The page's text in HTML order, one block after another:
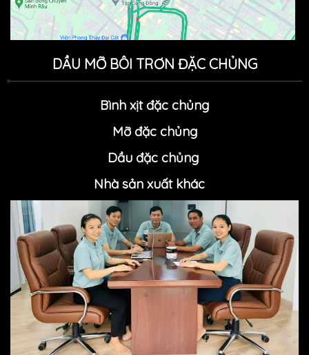
DẦU MỠ BÔI TRƠN ĐẶC CHỦNG
Bình xịt đặc chủng
Mỡ đặc chủng
Dầu đặc chủng
Nhà sản xuất khác